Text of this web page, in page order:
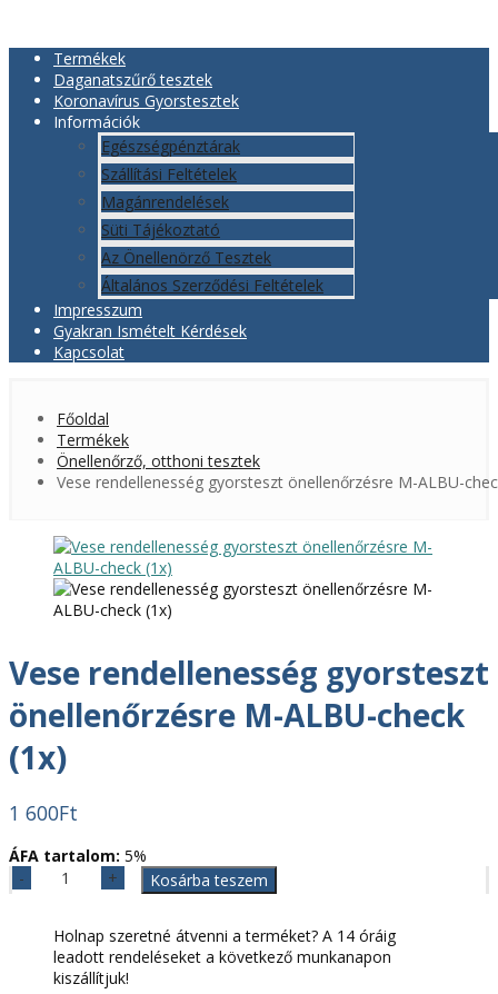
Termékek
Daganatszűrő tesztek
Koronavírus Gyorstesztek
Információk
Egészségpénztárak
Szállítási Feltételek
Magánrendelések
Süti Tájékoztató
Az Önellenörző Tesztek
Általános Szerződési Feltételek
Impresszum
Gyakran Ismételt Kérdések
Kapcsolat
Főoldal
Termékek
Önellenőrző, otthoni tesztek
Vese rendellenesség gyorsteszt önellenőrzésre M-ALBU-
Vese rendellenesség gyorsteszt
önellenőrzésre M-ALBU-check
(1x)
1 600Ft
ÁFA tartalom: 5%
Vese
rendellenesség
önellenőrzésre
M-
ALBU-
Kosárba teszem
Holnap szeretné átvenni a terméket? A 14 óráig
leadott rendeléseket a következő munkanapon
kiszállítjuk!